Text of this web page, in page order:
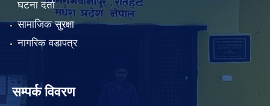
घटना दर्ता
सामाजिक सुरक्षा
नागरिक वडापत्र
सम्पर्क विवरण